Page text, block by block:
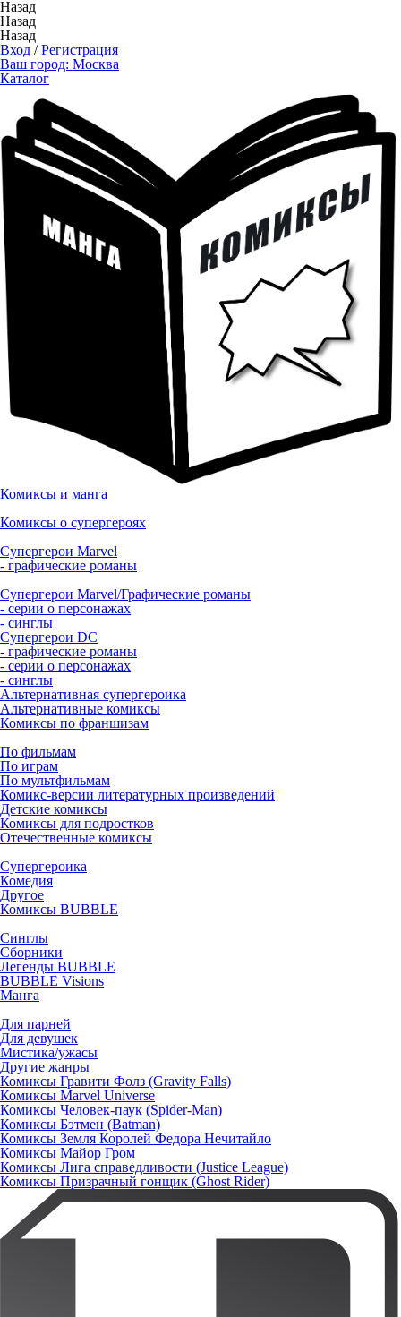
Назад
Назад
Назад
Вход /Регистрация
Ваш город: Москва
Каталог
Комиксы и манга
Комиксы о супергероях
Супергерои Marvel
- графические романы
Супергерои Marvel/Графические романы
- серии о персонажах
- синглы
Супергерои DC
- графические романы
- серии о персонажах
- синглы
Альтернативная супергероика
Альтернативные комиксы
Комиксы по франшизам
По фильмам
По играм
По мультфильмам
Комикс-версии литературных произведений
Детские комиксы
Комиксы для подростков
Отечественные комиксы
Супергероика
Комедия
Другое
Комиксы BUBBLE
Синглы
Сборники
Легенды BUBBLE
BUBBLE Visions
Манга
Для парней
Для девушек
Мистика/ужасы
Другие жанры
Комиксы Гравити Фолз (Gravity Falls)
Комиксы Marvel Universe
Комиксы Человек-паук (Spider-Man)
Комиксы Бэтмен (Batman)
Комиксы Земля Королей Федора Нечитайло
Комиксы Майор Гром
Комиксы Лига справедливости (Justice League)
Комиксы Призрачный гонщик (Ghost Rider)